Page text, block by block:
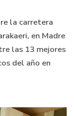
la carretera
en Madre
las 13 mejores
del año en